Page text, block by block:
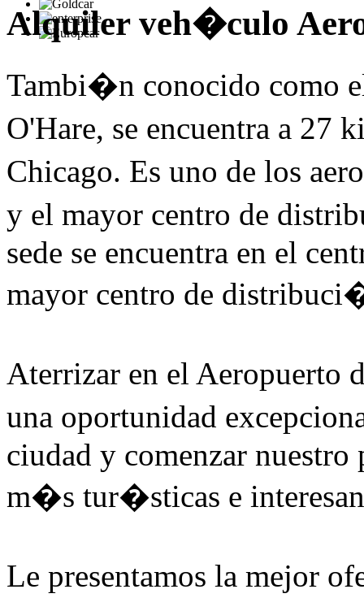
Alquiler veh�culo
Tambi�n conocido como
O'Hare, se encuentra a 27
Chicago. Es uno de los
y el mayor centro de
sede se encuentra en el
mayor centro de
Aterrizar en el Aeropuerto
una oportunidad
ciudad y comenzar
m�s tur�sticas e
Le presentamos la mejor